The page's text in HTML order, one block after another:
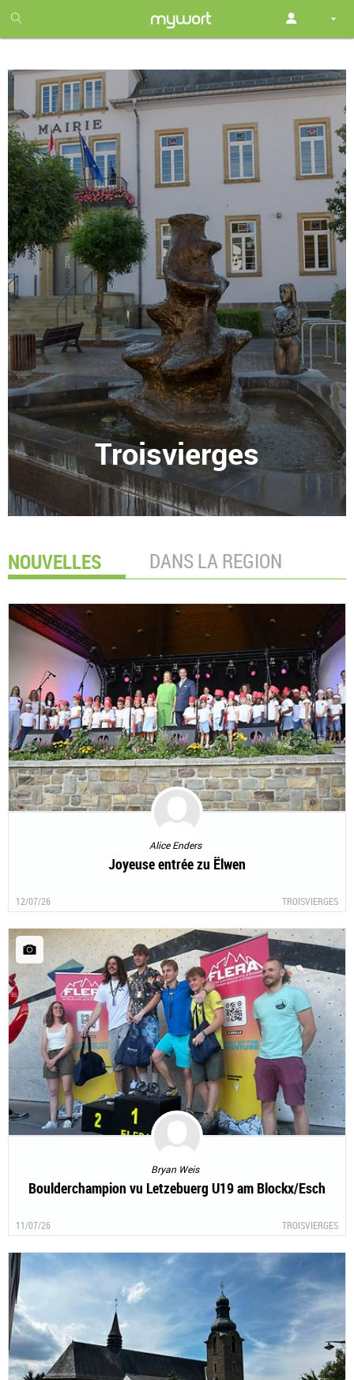
month
free
Troisvierges
NOUVELLES DANS LA REGION
Alice Enders
Joyeuse entrée zu Ëlwen
12/07/26 TROISVIERGES
Bryan Weis
Boulderchampion vu Letzebuerg U19 am Blockx/Esch
11/07/26 TROISVIERGES